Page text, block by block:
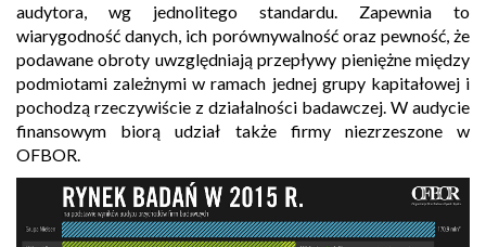
audytora, wg jednolitego standardu. Zapewnia to
wiarygodność danych, ich porównywalność oraz pewność, że
podawane obroty uwzględniają przepływy pieniężne między
podmiotami zależnymi w ramach jednej grupy kapitałowej i
pochodzą rzeczywiście z działalności badawczej. W audycie
finansowym biorą udział także firmy niezrzeszone w
OFBOR.